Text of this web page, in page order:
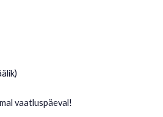
vaatluspäeval!